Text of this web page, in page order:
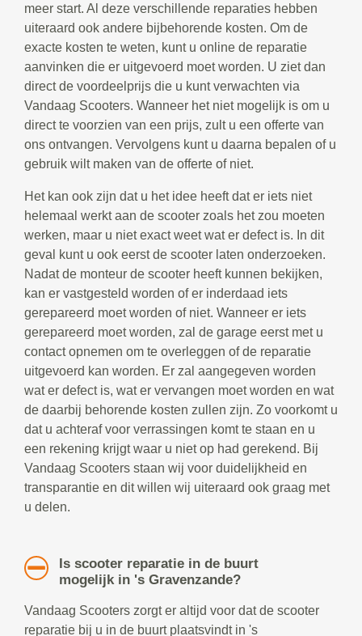
meer start. Al deze verschillende reparaties hebben
uiteraard ook andere bijbehorende kosten. Om de
exacte kosten te weten, kunt u online de reparatie
aanvinken die er uitgevoerd moet worden. U ziet dan
direct de voordeelprijs die u kunt verwachten via
Vandaag Scooters. Wanneer het niet mogelijk is om u
direct te voorzien van een prijs, zult u een offerte van
ons ontvangen. Vervolgens kunt u daarna bepalen of u
gebruik wilt maken van de offerte of niet.
Het kan ook zijn dat u het idee heeft dat er iets niet
helemaal werkt aan de scooter zoals het zou moeten
werken, maar u niet exact weet wat er defect is. In dit
geval kunt u ook eerst de scooter laten onderzoeken.
Nadat de monteur de scooter heeft kunnen bekijken,
kan er vastgesteld worden of er inderdaad iets
gerepareerd moet worden of niet. Wanneer er iets
gerepareerd moet worden, zal de garage eerst met u
contact opnemen om te overleggen of de reparatie
uitgevoerd kan worden. Er zal aangegeven worden
wat er defect is, wat er vervangen moet worden en wat
de daarbij behorende kosten zullen zijn. Zo voorkomt u
dat u achteraf voor verrassingen komt te staan en u
een rekening krijgt waar u niet op had gerekend. Bij
Vandaag Scooters staan wij voor duidelijkheid en
transparantie en dit willen wij uiteraard ook graag met
u delen.
Is scooter reparatie in de buurt
mogelijk in 's Gravenzande?
Vandaag Scooters zorgt er altijd voor dat de scooter
reparatie bij u in de buurt plaatsvindt in 's